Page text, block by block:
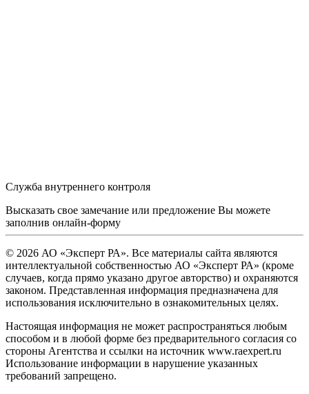
Служба внутреннего контроля
Высказать свое замечание или предложение Вы можете
заполнив онлайн-форму
© 2026 АО «Эксперт РА». Все материалы сайта являются
интеллектуальной собственностью АО «Эксперт РА» (кроме
случаев, когда прямо указано другое авторство) и охраняются
законом. Представленная информация предназначена для
использования исключительно в ознакомительных целях.
Настоящая информация не может распространяться любым
способом и в любой форме без предварительного согласия со
стороны Агентства и ссылки на источник www.raexpert.ru
Использование информации в нарушение указанных
требований запрещено.